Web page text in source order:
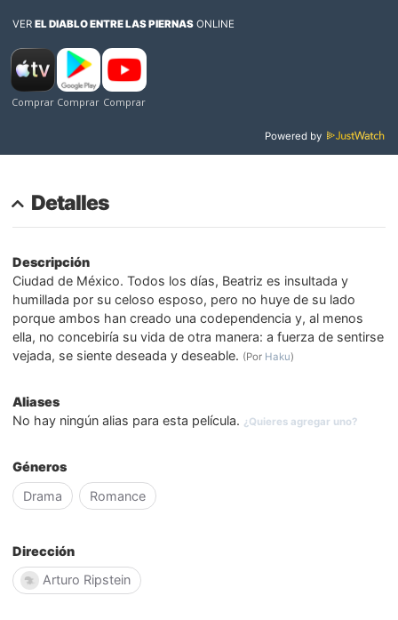
VEREL DIABLO ENTRE LAS PIERNAS ONLINE
Powered by
Detalles
Descripción
Ciudad de México. Todos los días, Beatriz es insultada y
humillada por su celoso esposo, pero no huye de su lado
porque ambos han creado una codependencia y, al menos
ella, no concebiría su vida de otra manera: a fuerza de sentirse
vejada, se siente deseada y deseable. (Por Haku)
Aliases
No hay ningún alias para esta película. ¿Quieres agregar uno?
Géneros
Drama
Romance
Dirección
Arturo Ripstein